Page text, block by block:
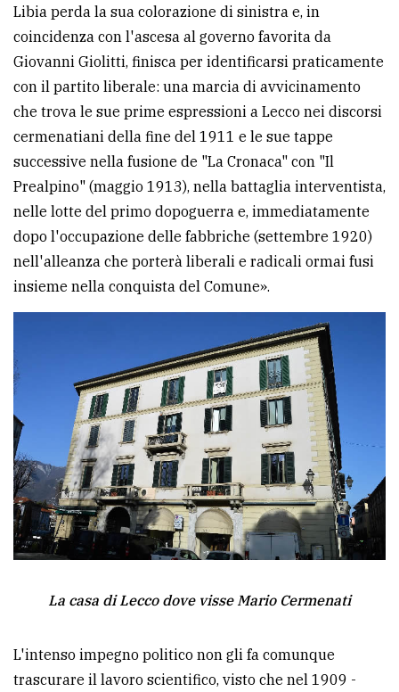
Libia perda la sua colorazione di sinistra e, in
coincidenza con l'ascesa al governo favorita da
Giovanni Giolitti, finisca per identificarsi praticamente
con il partito liberale: una marcia di avvicinamento
che trova le sue prime espressioni a Lecco nei discorsi
cermenatiani della fine del 1911 e le sue tappe
successive nella fusione de "La Cronaca" con "Il
Prealpino" (maggio 1913), nella battaglia interventista,
nelle lotte del primo dopoguerra e, immediatamente
dopo l'occupazione delle fabbriche (settembre 1920)
nell'alleanza che porterà liberali e radicali ormai fusi
insieme nella conquista del Comune».
La casa di Lecco dove visse Mario Cermenati
L'intenso impegno politico non gli fa comunque
trascurare il lavoro scientifico, visto che nel 1909 -